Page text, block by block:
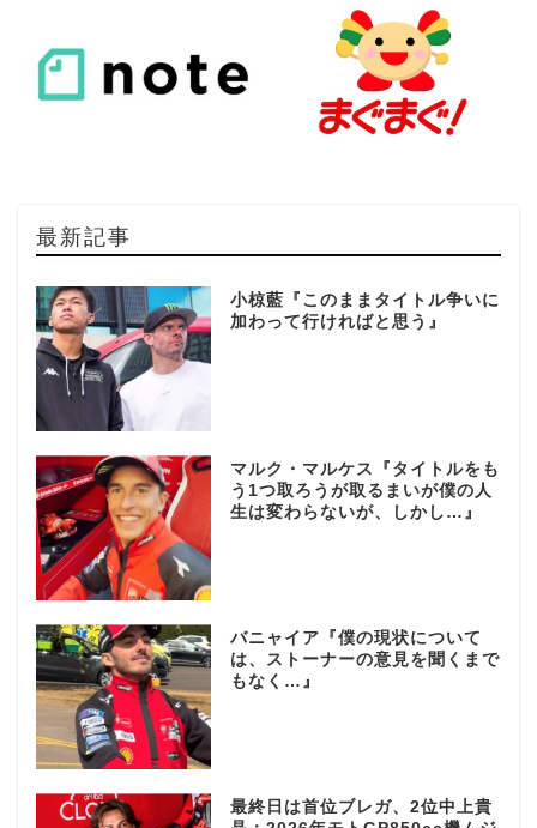
最新記事
小椋藍『このままタイトル争いに
加わって行ければと思う』
マルク・マルケス『タイトルをも
う1つ取ろうが取るまいが僕の人
生は変わらないが、しかし…』
バニャイア『僕の現状について
は、ストーナーの意見を聞くまで
もなく…』
最終日は首位ブレガ、2位中上貴